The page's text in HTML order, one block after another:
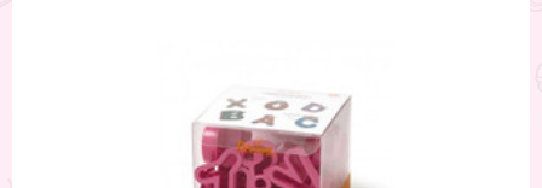
Poches à douille et bouteilles (62)